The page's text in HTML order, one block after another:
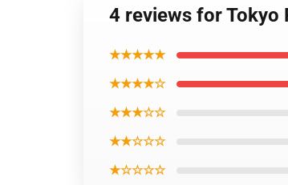
4 reviews for Tokyo
★★★★★
★★★★☆
★★★☆☆
★★☆☆☆
★☆☆☆☆